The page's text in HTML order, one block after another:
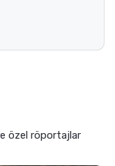
özel röportajlar